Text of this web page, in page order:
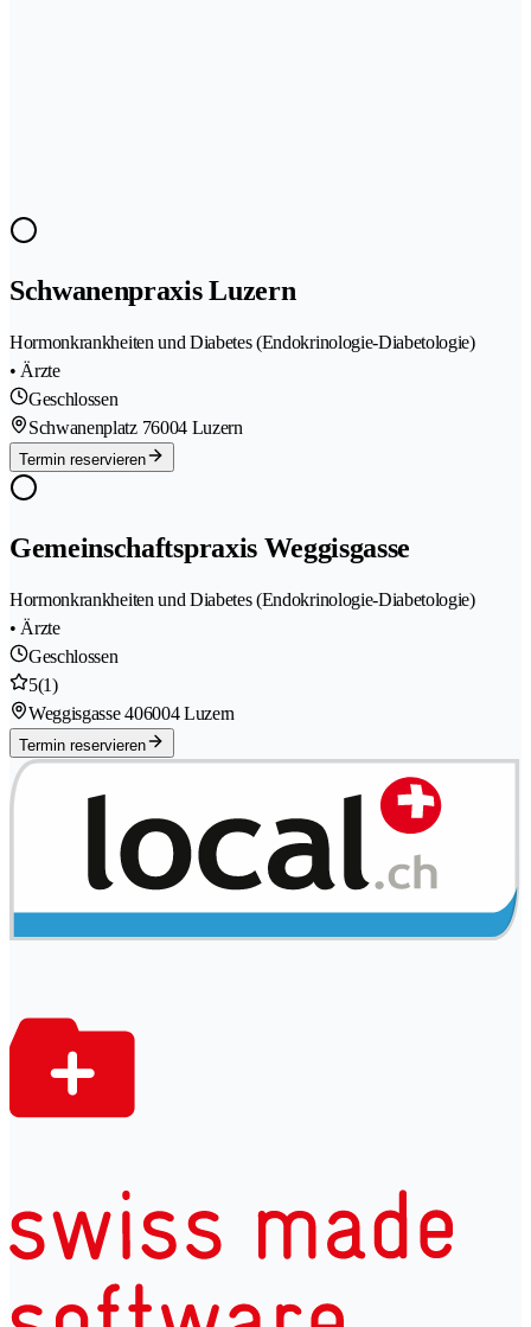
Schwanenpraxis Luzern
Hormonkrankheiten und Diabetes (Endokrinologie-Diabetologie)
• Ärzte
Geschlossen
Schwanenplatz 76004 Luzern
Termin reservieren
Gemeinschaftspraxis Weggisgasse
Hormonkrankheiten und Diabetes (Endokrinologie-Diabetologie)
• Ärzte
Geschlossen
5(1)
Weggisgasse 406004 Luzern
Termin reservieren